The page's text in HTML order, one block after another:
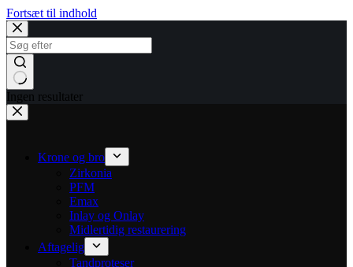
Fortsæt til indhold
Ingen resultater
Krone og bro
Zirkonia
PFM
Emax
Inlay og Onlay
Midlertidig restaurering
Aftagelig
Tandproteser